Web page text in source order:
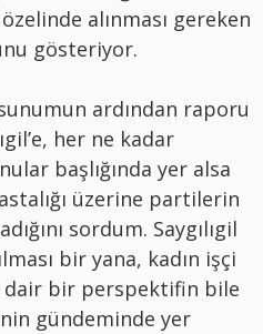
alınması gereken
gösteriyor.
ardından raporu
her ne kadar
başlığında yer alsa
üzerine partilerin
sordum. Saygılıgil
bir yana, kadın işçi
dair bir perspektifin bile
gündeminde yer